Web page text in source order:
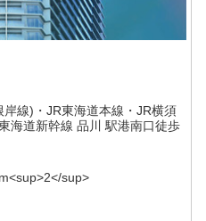
線)・JR東海道本線・JR横須
海道新幹線 品川 駅港南口徒歩
sup>